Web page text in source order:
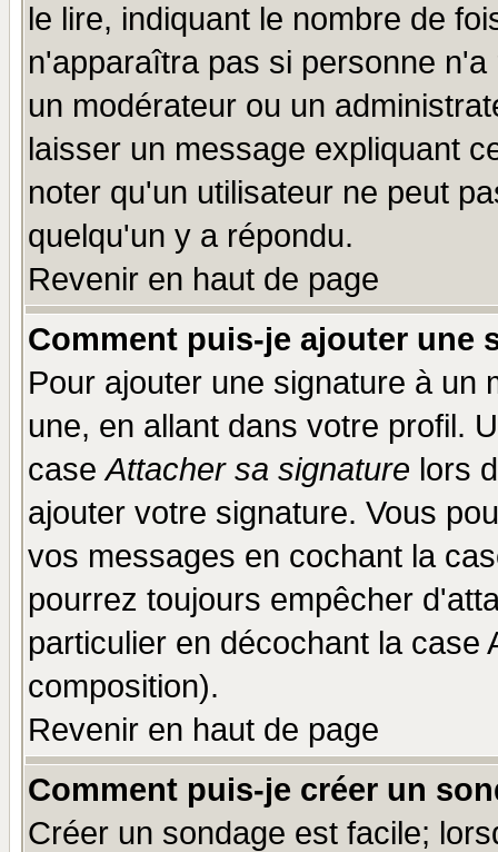
le lire, indiquant le nombre de
n'apparaîtra pas si personne
un modérateur ou un
laisser un message expliquant
noter qu'un utilisateur ne peut
quelqu'un y a répondu.
Revenir en haut de page
Comment puis-je ajouter une
Pour ajouter une signature à un
une, en allant dans votre profil.
caseAttacher sa signature lors
ajouter votre signature. Vous
vos messages en cochant la
pourrez toujours empêcher
particulier en décochant la
composition).
Revenir en haut de page
Comment puis-je créer un
Créer un sondage est facile;